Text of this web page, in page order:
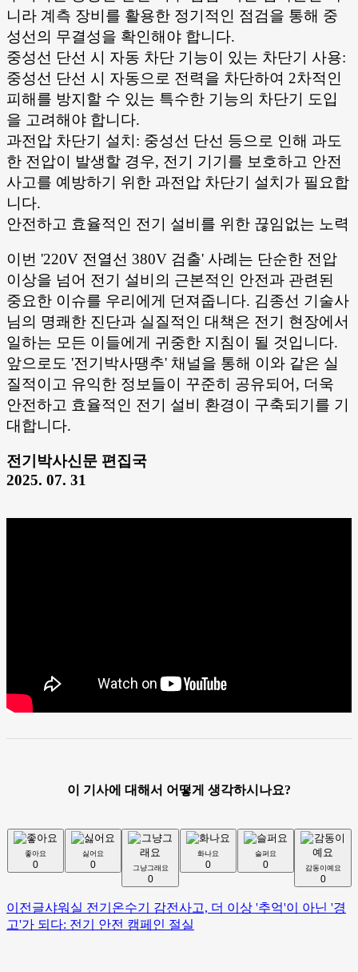
니라 계측 장비를 활용한 정기적인 점검을 통해 중
성선의 무결성을 확인해야 합니다.
중성선 단선 시 자동 차단 기능이 있는 차단기 사용:
중성선 단선 시 자동으로 전력을 차단하여 2차적인
피해를 방지할 수 있는 특수한 기능의 차단기 도입
을 고려해야 합니다.
과전압 차단기 설치: 중성선 단선 등으로 인해 과도
한 전압이 발생할 경우, 전기 기기를 보호하고 안전
사고를 예방하기 위한 과전압 차단기 설치가 필요합
니다.
안전하고 효율적인 전기 설비를 위한 끊임없는 노력
이번 '220V 전열선 380V 검출' 사례는 단순한 전압
이상을 넘어 전기 설비의 근본적인 안전과 관련된
중요한 이슈를 우리에게 던져줍니다. 김종선 기술사
님의 명쾌한 진단과 실질적인 대책은 전기 현장에서
일하는 모든 이들에게 귀중한 지침이 될 것입니다.
앞으로도 '전기박사땡추' 채널을 통해 이와 같은 실
질적이고 유익한 정보들이 꾸준히 공유되어, 더욱
안전하고 효율적인 전기 설비 환경이 구축되기를 기
대합니다.
전기박사신문 편집국
2025. 07. 31
이 기사에 대해서 어떻게 생각하시나요?
좋아요
0
싫어요
0 그냥그래요
0
화나요
0
슬퍼요
0 감동이예요
0
이전글샤워실 전기온수기 감전사고, 더 이상 '추억'이 아닌 '경
고'가 되다: 전기 안전 캠페인 절실